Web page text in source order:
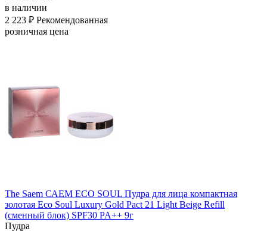
в наличии
2 223 ₽ Рекомендованная
розничная цена
The Saem САЕМ ECO SOUL Пудра для лица компактная
золотая Eco Soul Luxury Gold Pact 21 Light Beige Refill
(сменный блок) SPF30 PA++ 9г
Пудра